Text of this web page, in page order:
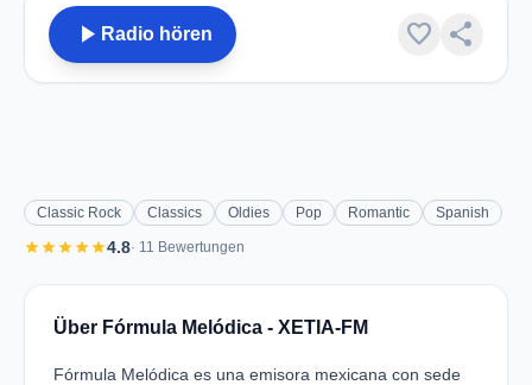
play_arrow Radio hören favorite share
Classic Rock Classics Oldies Pop Romantic Spanish
starstarstarstarstar4.8· 11 Bewertungen
Über Fórmula Melódica - XETIA-FM
Fórmula Melódica es una emisora mexicana con sede